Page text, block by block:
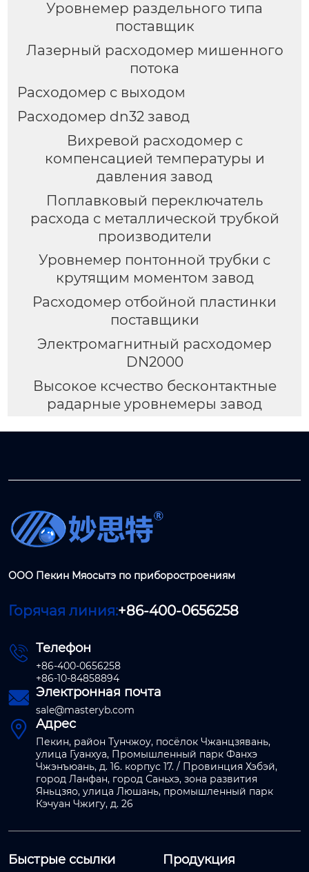
Уровнемер раздельного типа
поставщик
Лазерный расходомер мишенного
потока
Расходомер с выходом
Расходомер dn32 завод
Вихревой расходомер с
компенсацией температуры и
давления завод
Поплавковый переключатель
расхода с металлической трубкой
производители
Уровнемер понтонной трубки с
крутящим моментом завод
Расходомер отбойной пластинки
поставщики
Электромагнитный расходомер
DN2000
Высокое ксчество бесконтактные
радарные уровнемеры завод
ООО Пекин Мяосытэ по приборостроениям
Горячая линия:+86-400-0656258
 Телефон
+86-400-0656258
+86-10-84858894
 Электронная почта
sale@masteryb.com
 Адрес
Пекин, район Тунчжоу, посёлок Чжанцзявань,
улица Гуанхуа, Промышленный парк Фанхэ
Чжэнъюань, д. 16. корпус 17. / Провинция Хэбэй,
город Ланфан, город Саньхэ, зона развития
Яньцзяо, улица Люшань, промышленный парк
Кэчуан Чжигу, д. 26
Быстрые ссылки Продукция